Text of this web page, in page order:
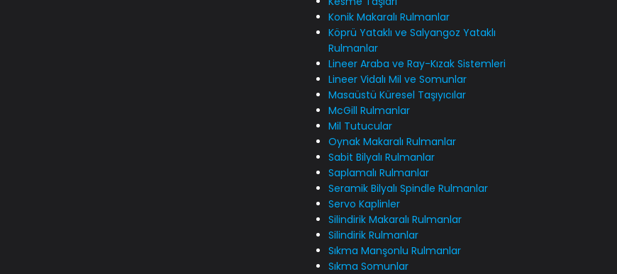
Konik Makaralı Rulmanlar
Köprü Yataklı ve Salyangoz Yataklı
Rulmanlar
Lineer Araba ve Ray-Kızak Sistemleri
Lineer Vidalı Mil ve Somunlar
Masaüstü Küresel Taşıyıcılar
McGill Rulmanlar
Mil Tutucular
Oynak Makaralı Rulmanlar
Sabit Bilyalı Rulmanlar
Saplamalı Rulmanlar
Seramik Bilyalı Spindle Rulmanlar
Servo Kaplinler
Silindirik Makaralı Rulmanlar
Silindirik Rulmanlar
Sıkma Manşonlu Rulmanlar
Sıkma Somunlar